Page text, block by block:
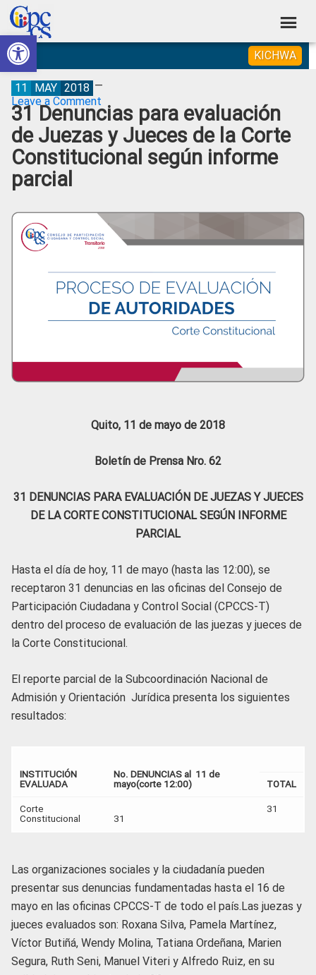
Abrir barra de herramientas
Skip
to
primary
navigation
Skip
to
main
content
Skip
to
primary
sidebar
Skip
to
footer
Consejo
de
Participación
Ciudadana
Control
Social
Construyendo
Poder
Ciudadano
KICHWA
31 Denuncias para evaluación
de Juezas y Jueces de la Corte
Constitucional según informe
parcial
11 MAY 2018
Leave a Comment
Quito, 11 de mayo de 2018
Boletín de Prensa Nro. 62
31 DENUNCIAS PARA EVALUACIÓN DE JUEZAS Y JUECES
DE LA CORTE CONSTITUCIONAL SEGÚN INFORME
PARCIAL
Hasta el día de hoy, 11 de mayo (hasta las 12:00), se
receptaron 31 denuncias en las oficinas del Consejo de
Participación Ciudadana y Control Social (CPCCS-T)
dentro del proceso de evaluación de las juezas y jueces de
la Corte Constitucional.
El reporte parcial de la Subcoordinación Nacional de
Admisión y Orientación Jurídica presenta los siguientes
resultados:
INSTITUCIÓN
EVALUADA
No. DENUNCIAS al 11 de
mayo(corte 12:00) TOTAL
Corte
Constitucional
31
31
Las organizaciones sociales y la ciudadanía pueden
presentar sus denuncias fundamentadas hasta el 16 de
mayo en las oficinas CPCCS-T de todo el país.Las juezas y
jueces evaluados son: Roxana Silva, Pamela Martínez,
Víctor Butiñá, Wendy Molina, Tatiana Ordeñana, Marien
Segura, Ruth Seni, Manuel Viteri y Alfredo Ruiz, en su